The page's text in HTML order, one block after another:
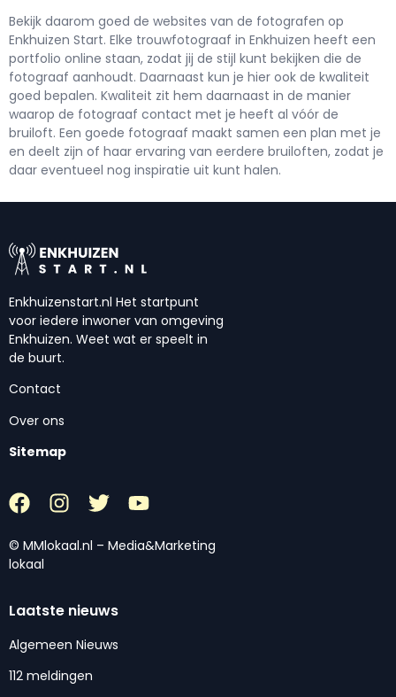
Bekijk daarom goed de websites van de fotografen op
Enkhuizen Start. Elke trouwfotograaf in Enkhuizen heeft een
portfolio online staan, zodat jij de stijl kunt bekijken die de
fotograaf aanhoudt. Daarnaast kun je hier ook de kwaliteit
goed bepalen. Kwaliteit zit hem daarnaast in de manier
waarop de fotograaf contact met je heeft al vóór de
bruiloft. Een goede fotograaf maakt samen een plan met je
en deelt zijn of haar ervaring van eerdere bruiloften, zodat je
daar eventueel nog inspiratie uit kunt halen.
Enkhuizenstart.nl Het startpunt
voor iedere inwoner van omgeving
Enkhuizen. Weet wat er speelt in
de buurt.
Contact
Over ons
Sitemap
© MMlokaal.nl – Media&Marketing
lokaal
Laatste nieuws
Algemeen Nieuws
112 meldingen